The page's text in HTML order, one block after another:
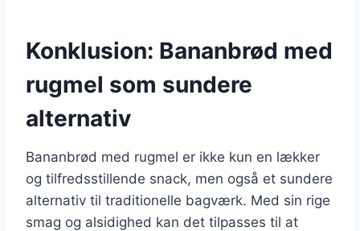
Konklusion: Bananbrød med
rugmel som sundere
alternativ
Bananbrød med rugmel er ikke kun en lækker
og tilfredsstillende snack, men også et sundere
alternativ til traditionelle bagværk. Med sin rige
smag og alsidighed kan det tilpasses til at